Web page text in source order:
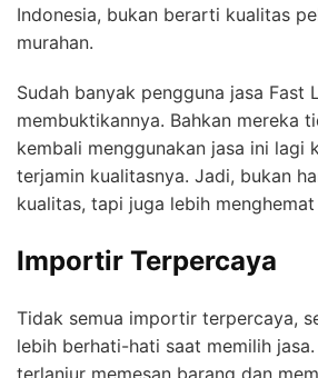
Indonesia, bukan berarti kualitas
murahan.
Sudah banyak pengguna jasa Fast
membuktikannya. Bahkan mereka
kembali menggunakan jasa ini lagi
terjamin kualitasnya. Jadi, bukan
kualitas, tapi juga lebih
Importir Terpercaya
Tidak semua importir terpercaya,
lebih berhati-hati saat memilih